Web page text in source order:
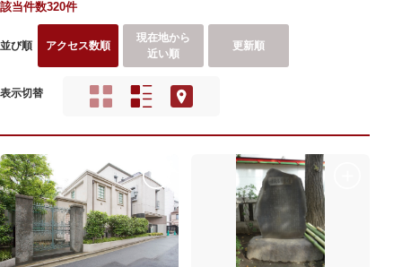
該当件数320件
並び順 アクセス数順
現在地から
近い順
更新順
表示切替